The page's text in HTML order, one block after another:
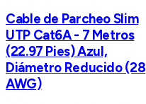
Cable de Parcheo Slim
UTP Cat6A - 7 Metros
(22.97 Pies) Azul,
Diámetro Reducido (28
AWG)